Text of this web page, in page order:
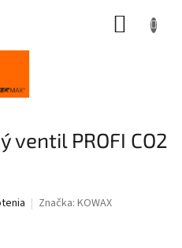
ventil PROFI CO2
Značka: KOWAX